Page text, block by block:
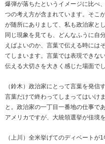
爆弾が落ちたというイメージに比べ
つの考え方が含まれています。そこ
が随所にありまして、私も政治家と
同じ現象を見ても、どんなふうに自
えばよいのか、言葉で伝える時には
てしまいます。言葉では表現できな
伝える大切さを大きく感じた場面でし
（鈴木）政治家にとって言葉を発信
言葉だけで終わってしまってはいけ
と。政治家の一丁目一番地の仕事で
アメリカですが、大統領選挙が佳境
（上川）全米挙げてのディベートが